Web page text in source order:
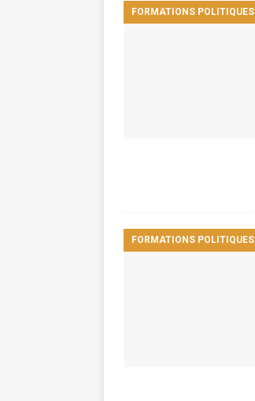
FORMATIONS POLITIQUES
FORMATIONS POLITIQUES